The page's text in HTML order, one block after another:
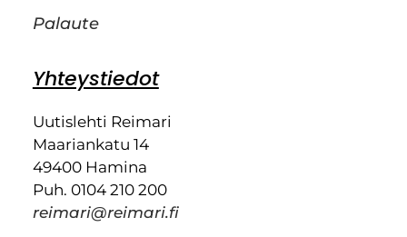
Palaute
Yhteystiedot
Uutislehti Reimari
Maariankatu 14
49400 Hamina
Puh. 0104 210 200
reimari@reimari.fi